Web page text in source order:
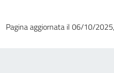
Pagina aggiornata il 06/10/